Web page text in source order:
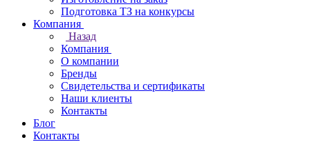
Подготовка ТЗ на конкурсы
Компания
Назад
Компания
О компании
Бренды
Свидетельства и сертификаты
Наши клиенты
Контакты
Блог
Контакты